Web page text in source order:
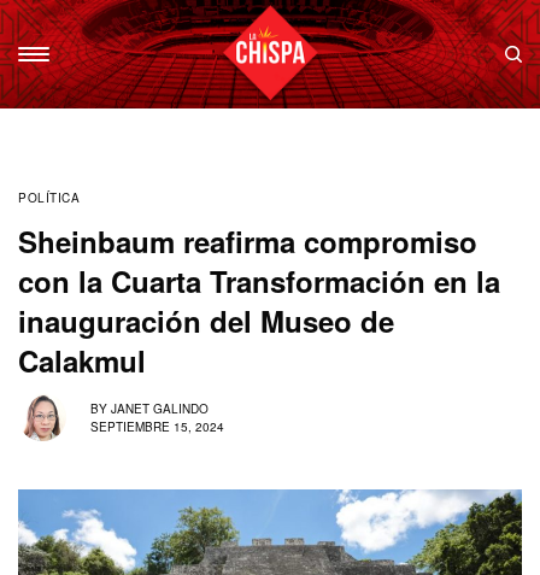
POLÍTICA
Sheinbaum reafirma compromiso
con la Cuarta Transformación en la
inauguración del Museo de
Calakmul
BY JANET GALINDO
SEPTIEMBRE 15, 2024